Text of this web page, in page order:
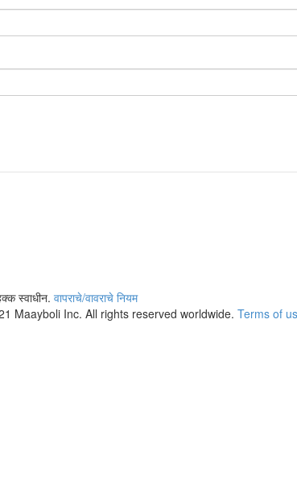
स्वाधीन. वापराचे/वावराचे नियम
Maayboli Inc. All rights reserved worldwide. Terms of